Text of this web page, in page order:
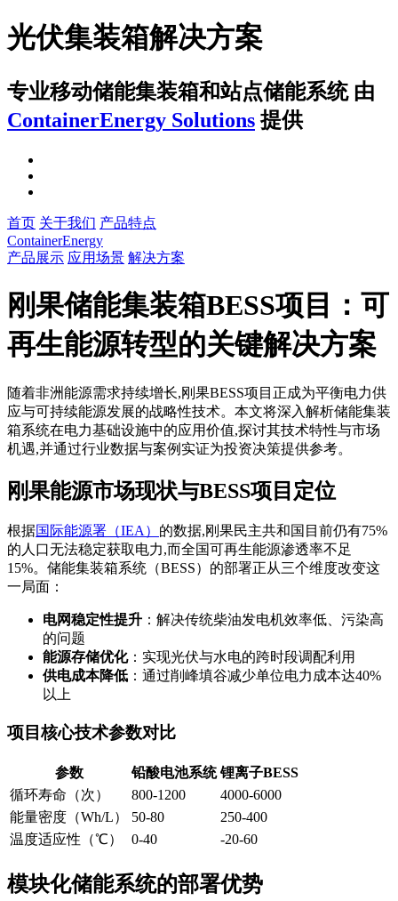
光伏集装箱解决方案
专业移动储能集装箱和站点储能系统 由
ContainerEnergy Solutions 提供
首页 关于我们 产品特点
ContainerEnergy
产品展示 应用场景 解决方案
刚果储能集装箱BESS项目：可
再生能源转型的关键解决方案
随着非洲能源需求持续增长,刚果BESS项目正成为平衡电力供
应与可持续能源发展的战略性技术。本文将深入解析储能集装
箱系统在电力基础设施中的应用价值,探讨其技术特性与市场
机遇,并通过行业数据与案例实证为投资决策提供参考。
刚果能源市场现状与BESS项目定位
根据国际能源署（IEA） 的数据,刚果民主共和国目前仍有75%
的人口无法稳定获取电力,而全国可再生能源渗透率不足
15%。储能集装箱系统（BESS）的部署正从三个维度改变这
一局面：
电网稳定性提升 ：解决传统柴油发电机效率低、污染高
的问题
能源存储优化：实现光伏与水电的跨时段调配利用
供电成本降低 ：通过削峰填谷减少单位电力成本达40%
以上
项目核心技术参数对比
参数 铅酸电池系统 锂离子BESS
循环寿命（次）
800-1200
4000-6000
能量密度（Wh/L）
50-80
250-400
温度适应性（℃）
0-40 -20-60
模块化储能系统的部署优势